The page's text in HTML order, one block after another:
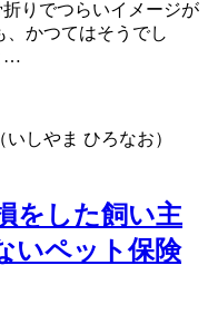
りでつらいイメージが
かつてはそうでし
…
しやま ひろなお）
をした飼い主
いペット保険